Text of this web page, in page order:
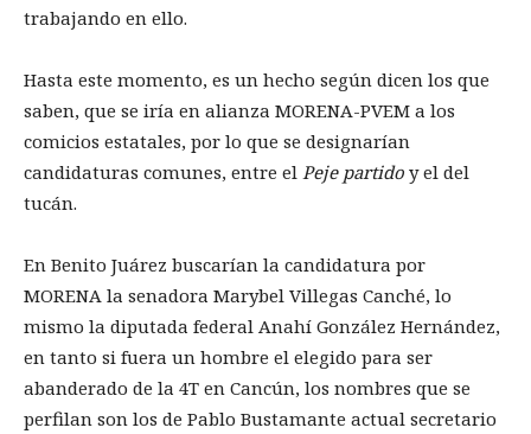
trabajando en ello.
Hasta este momento, es un hecho según dicen los que
saben, que se iría en alianza MORENA-PVEM a los
comicios estatales, por lo que se designarían
candidaturas comunes, entre el Peje partido y el del
tucán.
En Benito Juárez buscarían la candidatura por
MORENA la senadora Marybel Villegas Canché, lo
mismo la diputada federal Anahí González Hernández,
en tanto si fuera un hombre el elegido para ser
abanderado de la 4T en Cancún, los nombres que se
perfilan son los de Pablo Bustamante actual secretario